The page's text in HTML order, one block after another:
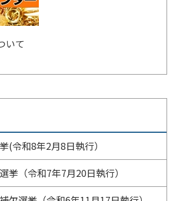
いて
(令和8年2月8日執行）
挙（令和7年7月20日執行）